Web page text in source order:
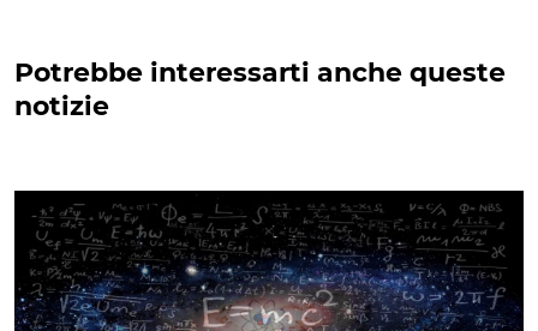
Potrebbe interessarti anche queste
notizie